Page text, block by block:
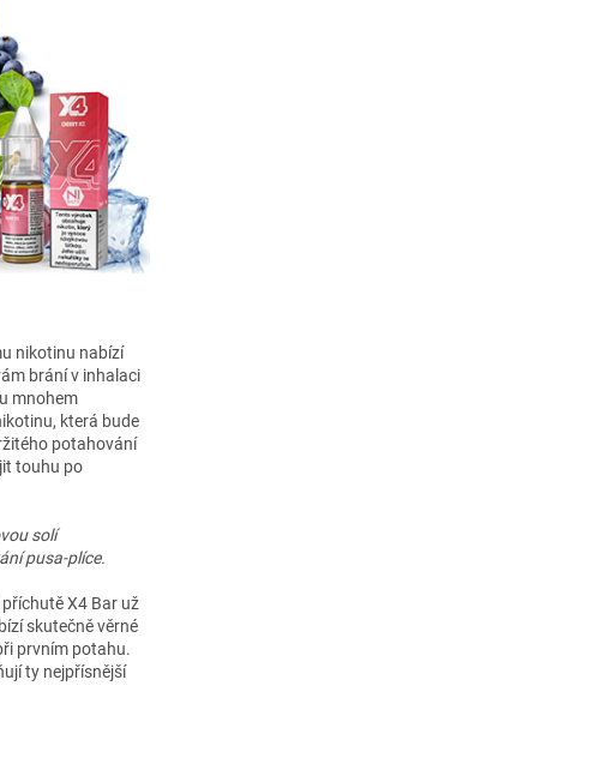
nikotinu nabízí
brání v inhalaci
mnohem
která bude
potahování
touhu po
solí
pusa-plíce.
X4 Bar už
skutečně věrné
prvním potahu.
ty nejpřísnější